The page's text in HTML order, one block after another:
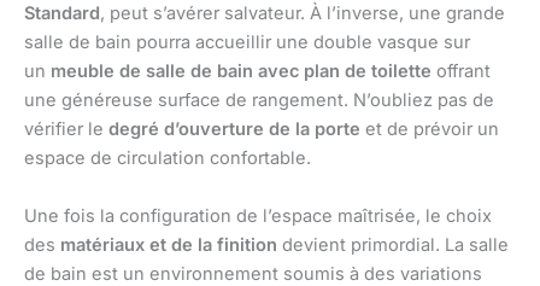
Standard, peut s’avérer salvateur. À l’inverse, une grande
salle de bain pourra accueillir une double vasque sur
un meuble de salle de bain avec plan de toilette offrant
une généreuse surface de rangement. N’oubliez pas de
vérifier le degré d’ouverture de la porte et de prévoir un
espace de circulation confortable.
Une fois la configuration de l’espace maîtrisée, le choix
des matériaux et de la finition devient primordial. La salle
de bain est un environnement soumis à des variations